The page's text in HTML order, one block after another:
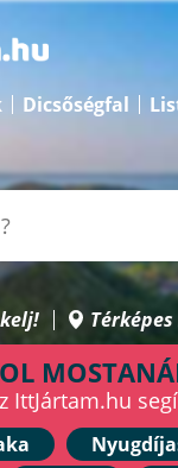
Dicsőségfal
IttJártam.hu